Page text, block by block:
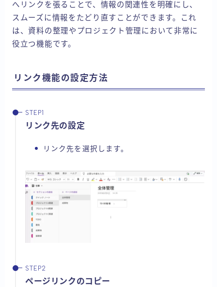
へリンクを張ることで、情報の関連性を明確にし、
スムーズに情報をたどり直すことができます。これ
は、資料の整理やプロジェクト管理において非常に
役立つ機能です。
リンク機能の設定方法
リンク先の設定
リンク先を選択します。
ページリンクのコピー